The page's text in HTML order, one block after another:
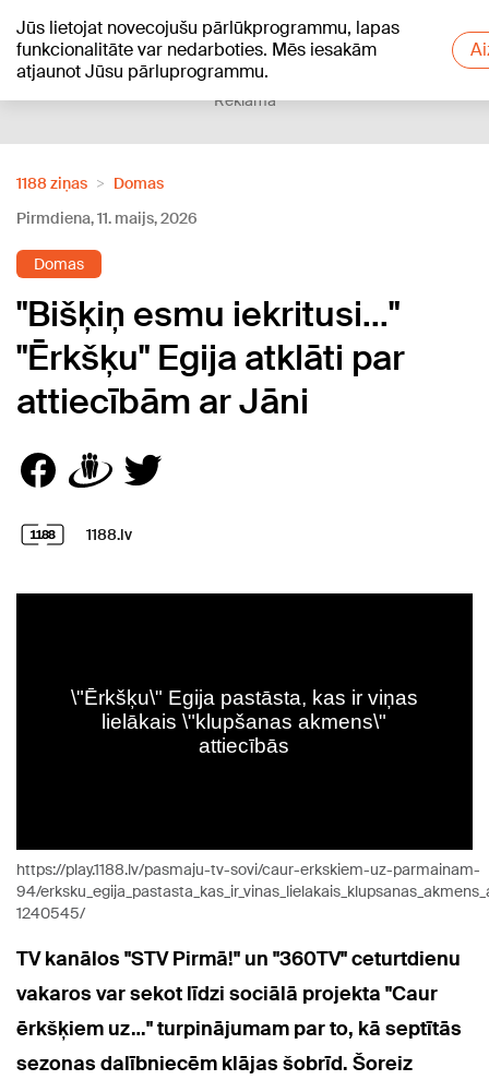
Jūs lietojat novecojušu pārlūkprogrammu, lapas
funkcionalitāte var nedarboties. Mēs iesakām
atjaunot Jūsu pārluprogrammu.
+21°C
Reklāma
1188 ziņas
Domas
Pirmdiena, 11. maijs, 2026
Domas
"Bišķiņ esmu iekritusi..."
"Ērkšķu" Egija atklāti par
attiecībām ar Jāni
1188.lv
https://play.1188.lv/pasmaju-tv-sovi/caur-erkskiem-uz-parmainam-
94/
1240545/
TV kanālos "STV Pirmā!" un "360TV" ceturtdienu
vakaros var sekot līdzi sociālā projekta "Caur
ērkšķiem uz…" turpinājumam par to, kā septītās
sezonas dalībniecēm klājas šobrīd. Šoreiz